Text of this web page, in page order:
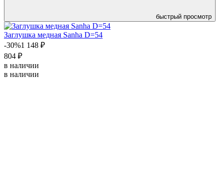
быстрый просмотр
Заглушка медная Sanha D=54
-30%1 148 ₽
804 ₽
в наличии
в наличии